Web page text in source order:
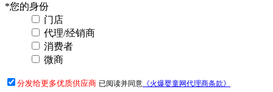
*您的身份
门店
代理/经销商
消费者
微商
分发给更多优质供应商 已阅读并同意 《火爆婴童网代理商条款》